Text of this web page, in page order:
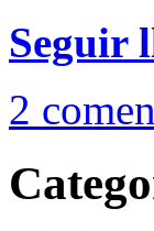
Seguir
2